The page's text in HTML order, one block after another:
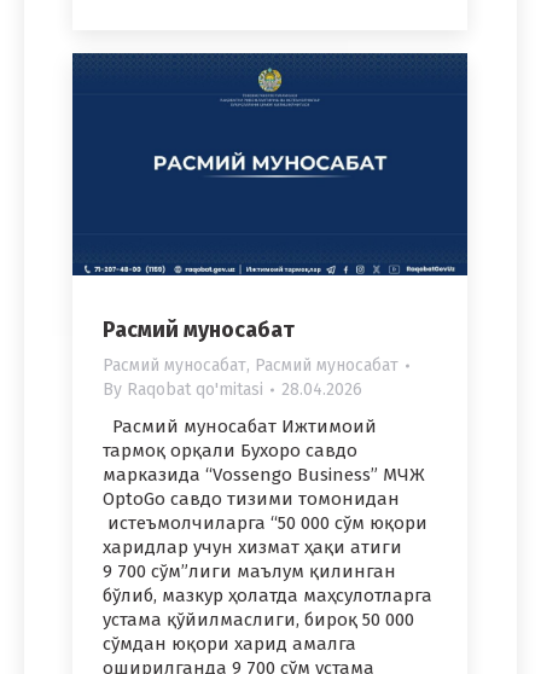
Расмий муносабат
Расмий муносабат, Расмий муносабат
By Raqobat qo'mitasi 28.04.2026
Расмий муносабат Ижтимоий
тармоқ орқали Бухоро савдо
марказида “Vossengo Business” МЧЖ
OptoGo савдо тизими томонидан
истеъмолчиларга “50 000 сўм юқори
харидлар учун хизмат ҳақи атиги
9 700 сўм”лиги маълум қилинган
бўлиб, мазкур ҳолатда маҳсулотларга
устама қўйилмаслиги, бироқ 50 000
сўмдан юқори харид амалга
оширилганда 9 700 сўм устама